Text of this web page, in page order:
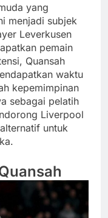
yang
menjadi subjek
Leverkusen
pemain
Quansah
waktu
kepemimpinan
sebagai pelatih
Liverpool
untuk